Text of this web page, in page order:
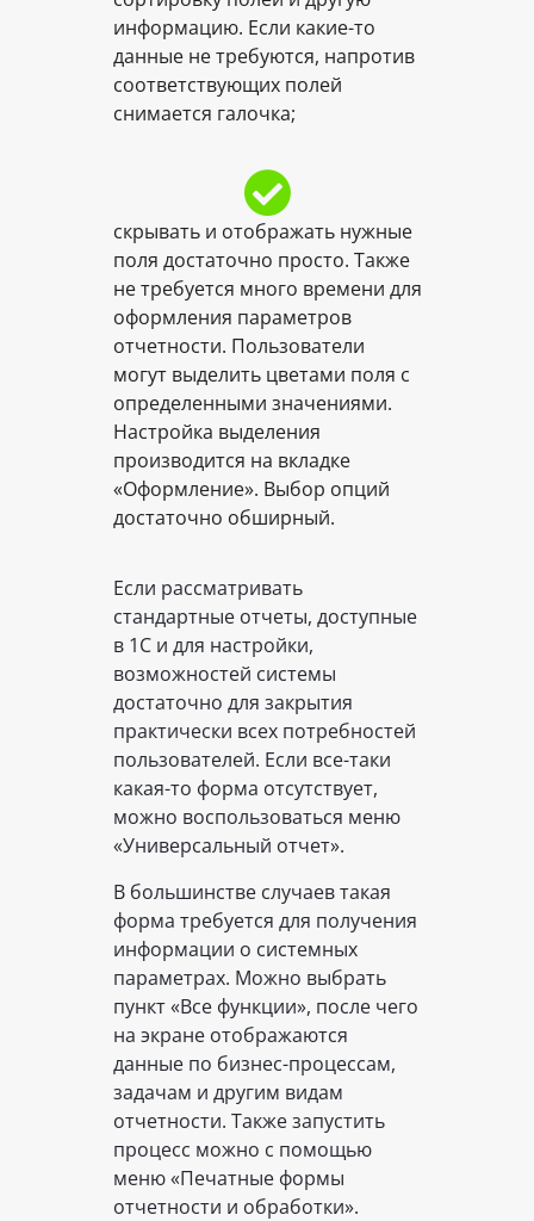
информацию. Если какие-то
данные не требуются, напротив
соответствующих полей
снимается галочка;
скрывать и отображать нужные
поля достаточно просто. Также
не требуется много времени для
оформления параметров
отчетности. Пользователи
могут выделить цветами поля с
определенными значениями.
Настройка выделения
производится на вкладке
«Оформление». Выбор опций
достаточно обширный.
Если рассматривать
стандартные отчеты, доступные
в 1С и для настройки,
возможностей системы
достаточно для закрытия
практически всех потребностей
пользователей. Если все-таки
какая-то форма отсутствует,
можно воспользоваться меню
«Универсальный отчет».
В большинстве случаев такая
форма требуется для получения
информации о системных
параметрах. Можно выбрать
пункт «Все функции», после чего
на экране отображаются
данные по бизнес-процессам,
задачам и другим видам
отчетности. Также запустить
процесс можно с помощью
меню «Печатные формы
отчетности и обработки».